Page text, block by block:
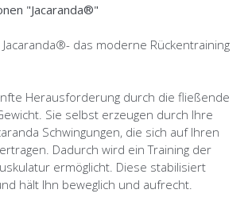
"Jacaranda®"
das moderne Rückentraining
Herausforderung durch die fließende
Sie selbst erzeugen durch Ihre
Schwingungen, die sich auf Ihren
Dadurch wird ein Training der
ermöglicht. Diese stabilisiert
hält Ihn beweglich und aufrecht.